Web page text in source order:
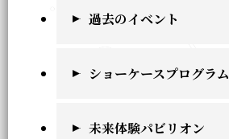
過去のイベント
ショーケースプログラム
未来体験パビリオン